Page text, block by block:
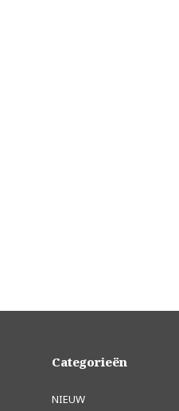
Categorieën
NIEUW